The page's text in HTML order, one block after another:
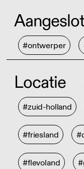
#ontwerper
Locatie
#zuid-holland
#friesland
#flevoland